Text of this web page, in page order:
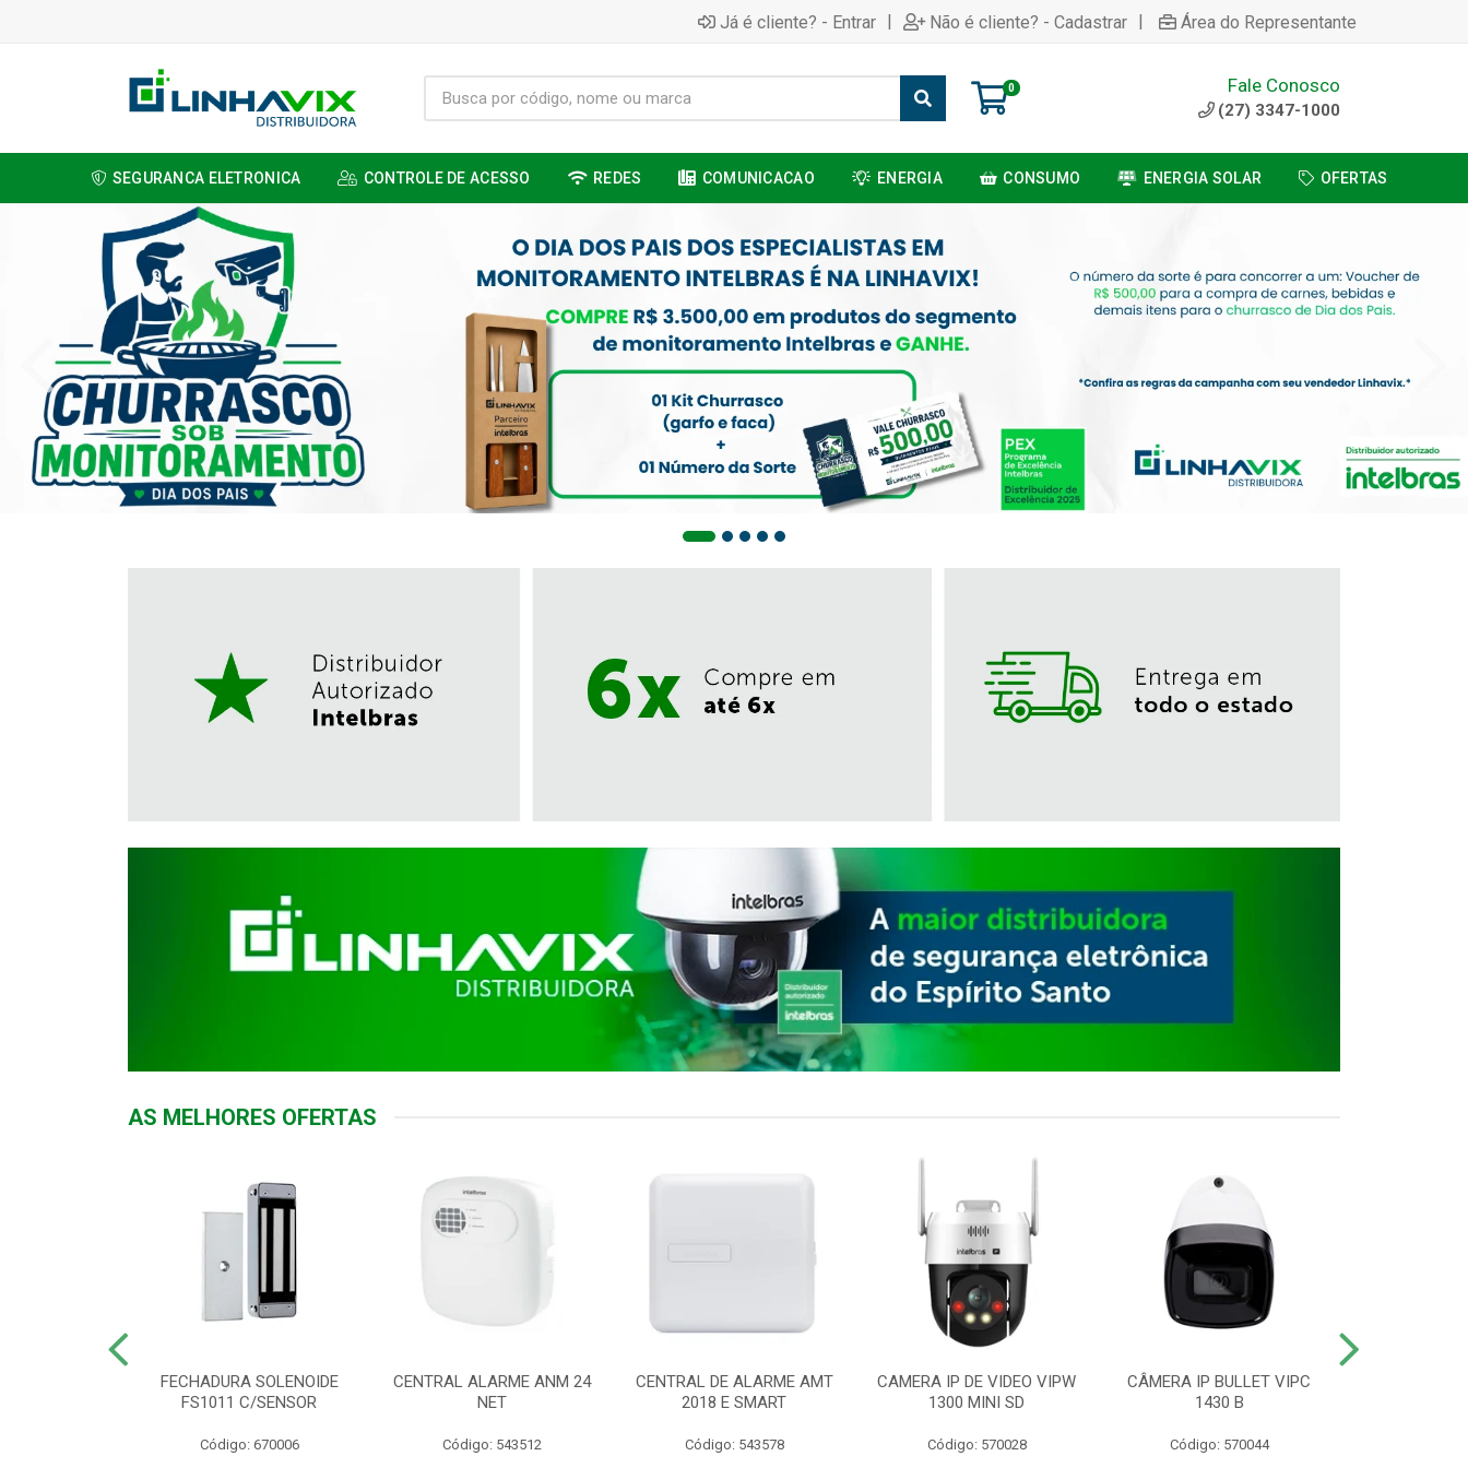
Já é cliente? - Entrar | Não é cliente? - Cadastrar | Área do Representante
0 Fale Conosco
(27) 3347-1000
SEGURANCA ELETRONICA CONTROLE DE ACESSO REDES COMUNICACAO ENERGIA CONSUMO ENERGIA SOLAR OFERTAS
AS MELHORES OFERTAS
FECHADURA SOLENOIDE
FS1011 C/SENSOR
Código: 670006
CENTRAL ALARME ANM 24
NET
Código: 543512
CENTRAL DE ALARME AMT
2018 E SMART
Código: 543578
CAMERA IP DE VIDEO VIPW
1300 MINI SD
Código: 570028
CÂMERA IP BULLET VIPC
1430 B
Código: 570044